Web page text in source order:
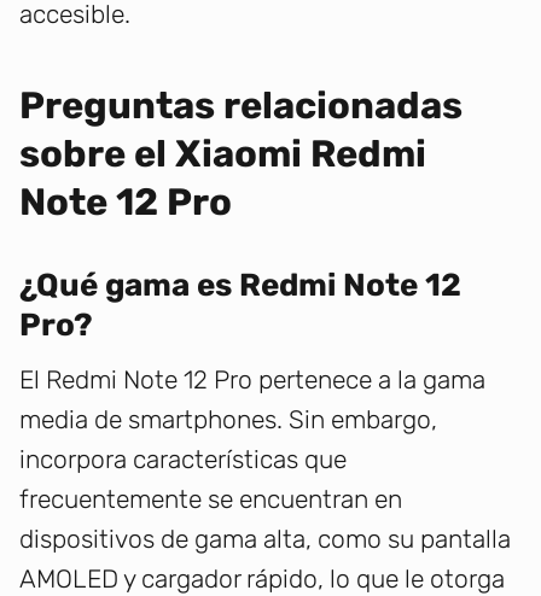
accesible.
Preguntas relacionadas
sobre el Xiaomi Redmi
Note 12 Pro
¿Qué gama es Redmi Note 12
Pro?
El Redmi Note 12 Pro pertenece a la gama
media de smartphones. Sin embargo,
incorpora características que
frecuentemente se encuentran en
dispositivos de gama alta, como su pantalla
AMOLED y cargador rápido, lo que le otorga